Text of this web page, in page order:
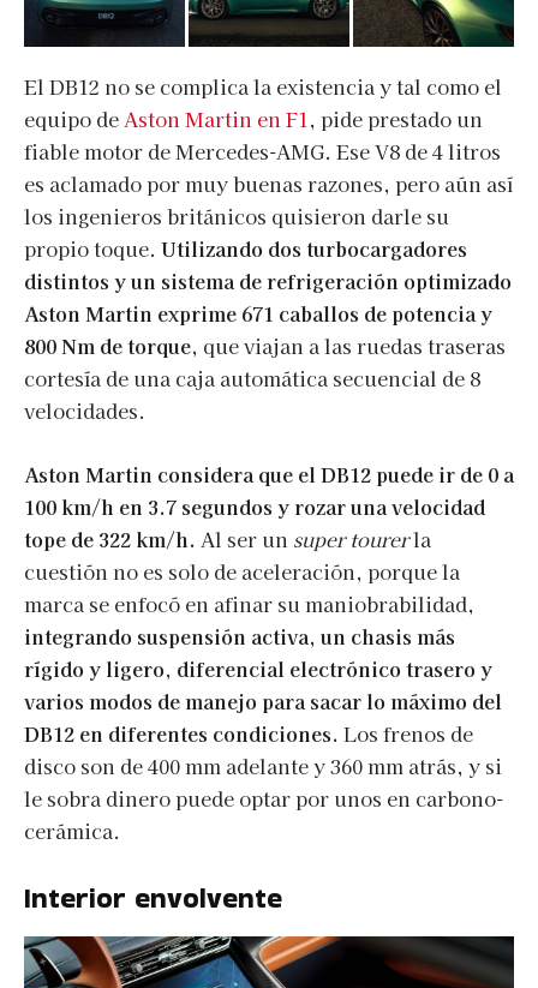
El DB12 no se complica la existencia y tal como el
equipo deAston Martin en F1, pide prestado un
fiable motor de Mercedes-AMG. Ese V8 de 4 litros
es aclamado por muy buenas razones, pero aún así
los ingenieros británicos quisieron darle su
propio toque. Utilizando dos turbocargadores
distintos y un sistema de refrigeración optimizado
Aston Martin exprime 671 caballos de potencia y
800 Nm de torque, que viajan a las ruedas traseras
cortesía de una caja automática secuencial de 8
velocidades.
Aston Martin considera que el DB12 puede ir de 0 a
100 km/h en 3.7 segundos y rozar una velocidad
tope de 322 km/h. Al ser un super tourerla
cuestión no es solo de aceleración, porque la
marca se enfocó en afinar su maniobrabilidad,
integrando suspensión activa, un chasis más
rígido y ligero, diferencial electrónico trasero y
varios modos de manejo para sacar lo máximo del
DB12 en diferentes condiciones. Los frenos de
disco son de 400 mm adelante y 360 mm atrás, y si
le sobra dinero puede optar por unos en carbono-
cerámica.
Interior envolvente